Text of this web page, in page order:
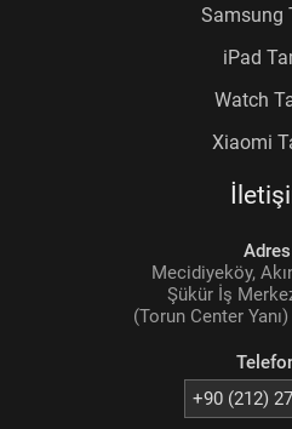
Samsung
iPad
Watch
Xiaomi
Mecidiyeköy,
Şükür İş
(Torun Center
+90 (212)